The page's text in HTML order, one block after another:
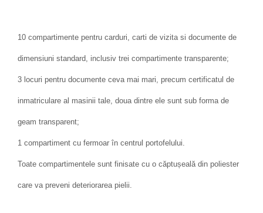
10 compartimente pentru carduri, carti de vizita si documente de
dimensiuni standard, inclusiv trei compartimente transparente;
3 locuri pentru documente ceva mai mari, precum certificatul de
inmatriculare al masinii tale, doua dintre ele sunt sub forma de
geam transparent;
1 compartiment cu fermoar în centrul portofelului.
Toate compartimentele sunt finisate cu o căptușeală din poliester
care va preveni deteriorarea pielii.